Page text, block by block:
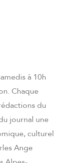
à 10h
Chaque
du
journal une
culturel
Ange